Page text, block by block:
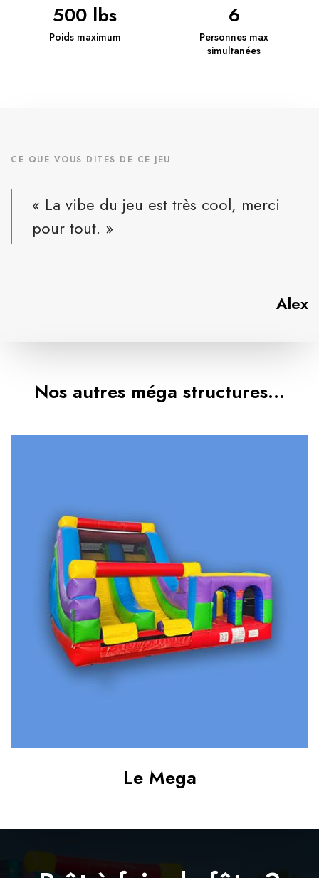
500 lbs
Poids maximum
6
Personnes max
simultanées
CE QUE VOUS DITES DE CE JEU
« La vibe du jeu est très cool, merci
pour tout. »
Alex
Nos autres méga structures…
a
Le Mega